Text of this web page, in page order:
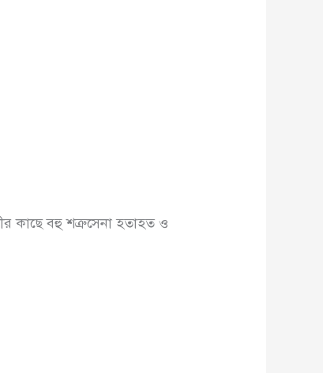
কাছে বহু শত্রুসেনা হতাহত ও